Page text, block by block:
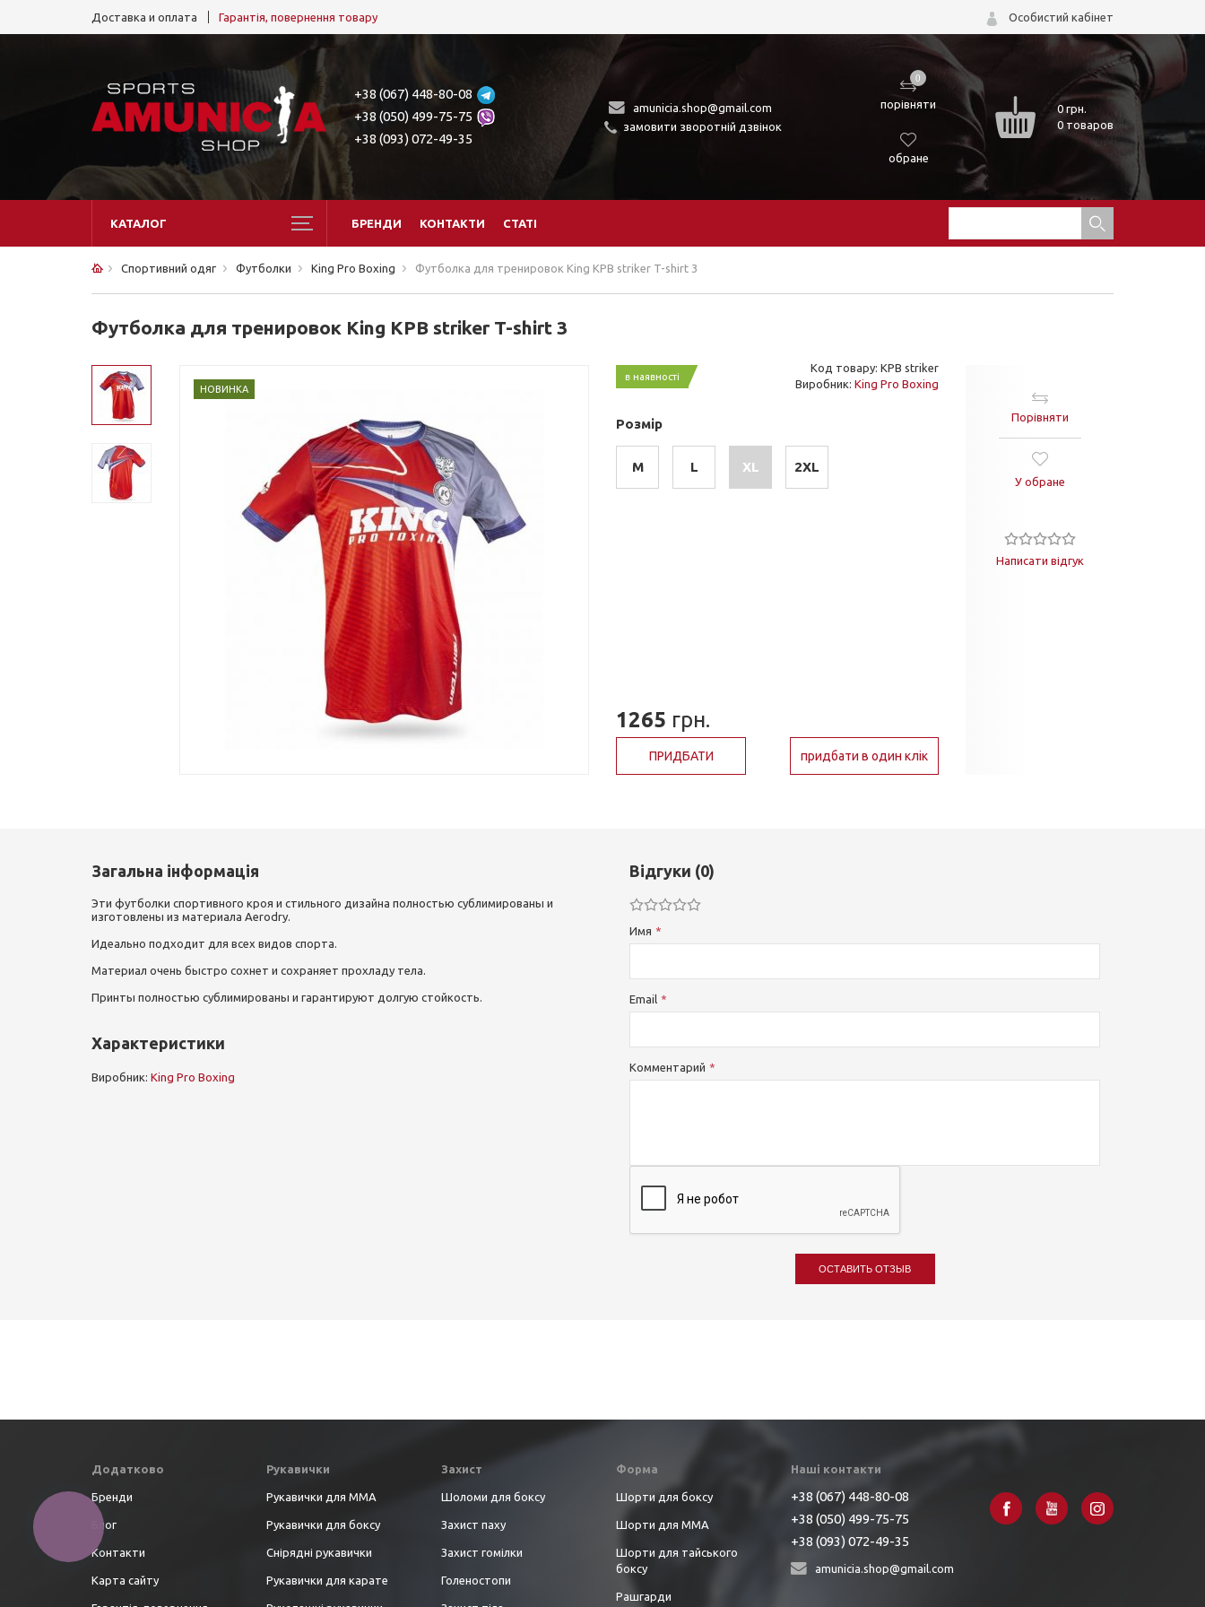
Доставка и оплата Гарантія, повернення товару Особистий кабінет
+38 (067) 448-80-08
+38 (050) 499-75-75
+38 (093) 072-49-35
amunicia.shop@gmail.com
замовити зворотній дзвінок
0
порівняти
обране
0грн.
0 товаров
КАТАЛОГ БРЕНДИ КОНТАКТИ СТАТІ
Спортивний одяг Футболки King Pro Boxing Футболка для тренировок King KPB striker T-shirt 3
Футболка для тренировок King KPB striker T-shirt 3
НОВИНКА
в наявності
Код товару: KPB striker
Виробник: King Pro Boxing
Розмір
M L XL 2XL
1265 грн.
ПРИДБАТИ придбати в один клік
Порівняти
У обране
Написати відгук
Загальна інформація
Эти футболки спортивного кроя и стильного дизайна полностью сублимированы и
изготовлены из материала Aerodry.
Идеально подходит для всех видов спорта.
Материал очень быстро сохнет и сохраняет прохладу тела.
Принты полностью сублимированы и гарантируют долгую стойкость.
Характеристики
Виробник: King Pro Boxing
Відгуки (0)
Имя
Email
Комментарий
ОСТАВИТЬ ОТЗЫВ
Додатково
Бренди
Блог
Контакти
Карта сайту
Рукавички
Рукавички для ММА
Рукавички для боксу
Снірядні рукавички
Рукавички для карате
Захист
Шоломи для боксу
Захист паху
Захист гомілки
Голеностопи
Форма
Шорти для боксу
Шорти для ММА
Шорти для тайського
боксу
Рашгарди
Наші контакти
+38 (067) 448-80-08
+38 (050) 499-75-75
+38 (093) 072-49-35
amunicia.shop@gmail.com